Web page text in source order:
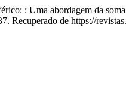
: Uma abordagem da
Recuperado de https://